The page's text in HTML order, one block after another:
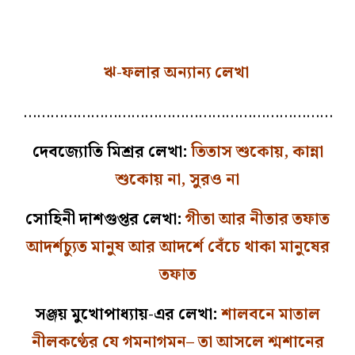
ঋ-ফলার অন্যান্য লেখা
……………………………………………………………
দেবজ্যোতি মিশ্রর লেখা:তিতাস শুকোয়, কান্না
শুকোয় না, সুরও না
সোহিনী দাশগুপ্তর লেখা:গীতা আর নীতার তফাত
আদর্শচ্যুত মানুষ আর আদর্শে বেঁচে থাকা মানুষের
তফাত
সঞ্জয় মুখোপাধ্যায়-এর লেখা:শালবনে মাতাল
নীলকণ্ঠের যে গমনাগমন– তা আসলে শ্মশানের